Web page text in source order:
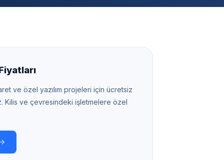
ve özel yazılım projeleri için ücretsiz
Kilis ve çevresindeki işletmelere özel